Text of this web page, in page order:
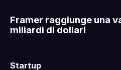
Framer raggiunge una
miliardi di dollari
Startup